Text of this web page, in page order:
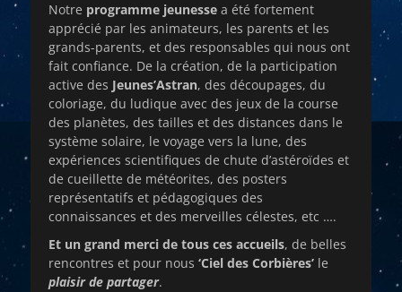
Notre programme jeunesse a été fortement
apprécié par les animateurs, les parents et les
grands-parents, et des responsables qui nous ont
fait confiance. De la création, de la participation
active des Jeunes’Astran, des découpages, du
coloriage, du ludique avec des jeux de la course
des planètes, des tailles et des distances dans le
système solaire, le voyage vers la lune, des
expériences scientifiques de chute d’astéroïdes et
de cueillette de météorites, des posters
représentatifs et pédagogiques des
connaissances et des merveilles célestes, etc ….
Et un grand merci de tous ces accueils, de belles
rencontres et pour nous ‘Ciel des Corbières’ le
plaisir de partager.